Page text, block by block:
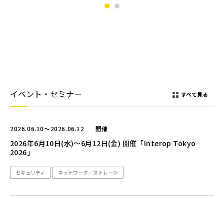
イベント・セミナー
2026.06.10～2026.06.12 開催
2026年6月10日(水)～6月12日(金) 開催「Interop Tokyo
2026」
セキュリティ ネットワーク／ストレージ
すべて見る